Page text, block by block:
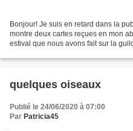
Bonjour! Je suis en retard dans la
montre deux cartes reçues en mon
estival que nous avons fait sur la
quelques oiseaux
Publié le 24/06/2020 à 07:00
Par Patricia45